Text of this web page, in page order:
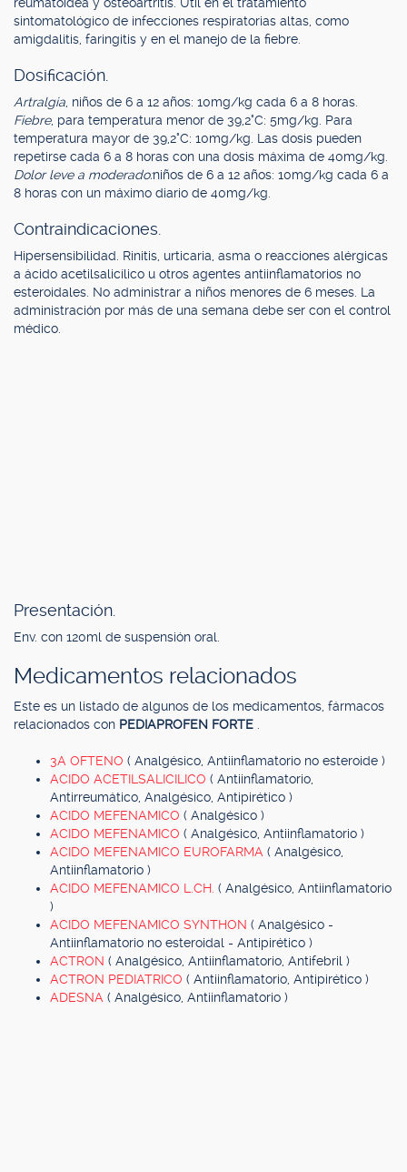
sintomatológico de infecciones respiratorias altas, como
amigdalitis, faringitis y en el manejo de la fiebre.
Dosificación.
Artralgia , niños de 6 a 12 años: 10mg/kg cada 6 a 8 horas.
Fiebre, para temperatura menor de 39,2°C: 5mg/kg. Para
temperatura mayor de 39,2°C: 10mg/kg. Las dosis pueden
repetirse cada 6 a 8 horas con una dosis máxima de 40mg/kg.
Dolor leve a moderado:niños de 6 a 12 años: 10mg/kg cada 6 a
8 horas con un máximo diario de 40mg/kg.
Contraindicaciones.
Hipersensibilidad. Rinitis, urticaria, asma o reacciones alérgicas
a ácido acetilsalicílico u otros agentes antiinflamatorios no
esteroidales. No administrar a niños menores de 6 meses. La
administración por más de una semana debe ser con el control
médico.
Presentación.
Env. con 120ml de suspensión oral.
Medicamentos relacionados
Este es un listado de algunos de los medicamentos, fármacos
relacionados con PEDIAPROFEN FORTE
3A OFTENO ( Analgésico, Antiinflamatorio no esteroide )
ACIDO ACETILSALICILICO ( Antiinflamatorio,
Antirreumático, Analgésico, Antipirético )
ACIDO MEFENAMICO ( Analgésico )
ACIDO MEFENAMICO ( Analgésico, Antiinflamatorio )
ACIDO MEFENAMICO EUROFARMA ( Analgésico,
Antiinflamatorio )
ACIDO MEFENAMICO L.CH. ( Analgésico, Antiinflamatorio
)
ACIDO MEFENAMICO SYNTHON ( Analgésico -
Antiinflamatorio no esteroidal - Antipirético )
ACTRON ( Analgésico, Antiinflamatorio, Antifebril )
ACTRON PEDIATRICO ( Antiinflamatorio, Antipirético )
ADESNA ( Analgésico, Antiinflamatorio )